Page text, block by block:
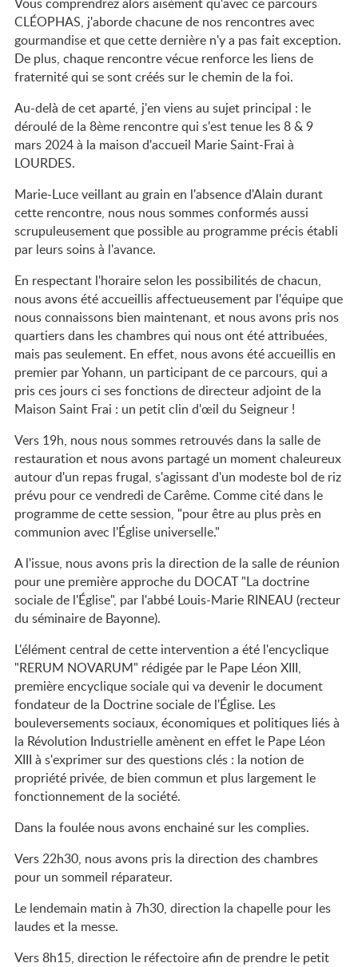
CLÉOPHAS, j'aborde chacune de nos rencontres avec
gourmandise et que cette dernière n'y a pas fait exception.
De plus, chaque rencontre vécue renforce les liens de
fraternité qui se sont créés sur le chemin de la foi.
Au-delà de cet aparté, j'en viens au sujet principal : le
déroulé de la 8ème rencontre qui s'est tenue les 8 & 9
mars 2024 à la maison d'accueil Marie Saint-Frai à
LOURDES.
Marie-Luce veillant au grain en l'absence d'Alain durant
cette rencontre, nous nous sommes conformés aussi
scrupuleusement que possible au programme précis établi
par leurs soins à l'avance.
En respectant l'horaire selon les possibilités de chacun,
nous avons été accueillis affectueusement par l'équipe que
nous connaissons bien maintenant, et nous avons pris nos
quartiers dans les chambres qui nous ont été attribuées,
mais pas seulement. En effet, nous avons été accueillis en
premier par Yohann, un participant de ce parcours, qui a
pris ces jours ci ses fonctions de directeur adjoint de la
Maison Saint Frai : un petit clin d'œil du Seigneur !
Vers 19h, nous nous sommes retrouvés dans la salle de
restauration et nous avons partagé un moment chaleureux
autour d'un repas frugal, s'agissant d'un modeste bol de riz
prévu pour ce vendredi de Carême. Comme cité dans le
programme de cette session, "pour être au plus près en
communion avec l'Église universelle."
A l'issue, nous avons pris la direction de la salle de réunion
pour une première approche du DOCAT "La doctrine
sociale de l'Église", par l'abbé Louis-Marie RINEAU (recteur
du séminaire de Bayonne).
L'élément central de cette intervention a été l'encyclique
"RERUM NOVARUM" rédigée par le Pape Léon XIII,
première encyclique sociale qui va devenir le document
fondateur de la Doctrine sociale de l'Église. Les
bouleversements sociaux, économiques et politiques liés à
la Révolution Industrielle amènent en effet le Pape Léon
XIII à s'exprimer sur des questions clés : la notion de
propriété privée, de bien commun et plus largement le
fonctionnement de la société.
Dans la foulée nous avons enchainé sur les complies.
Vers 22h30, nous avons pris la direction des chambres
pour un sommeil réparateur.
Le lendemain matin à 7h30, direction la chapelle pour les
laudes et la messe.
Vers 8h15, direction le réfectoire afin de prendre le petit